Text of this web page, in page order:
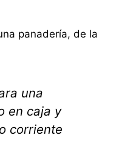
panadería, de la
una
en caja y
corriente